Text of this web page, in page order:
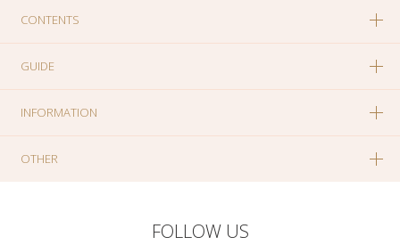
CONTENTS
GUIDE
INFORMATION
OTHER
FOLLOW US